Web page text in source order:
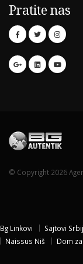
Pratite nas
© Copyright 2026
Bg Linkovi Sajtovi
Naissus Niš
Dom